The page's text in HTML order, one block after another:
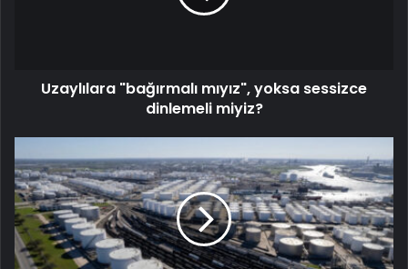
Uzaylılara "bağırmalı mıyız", yoksa sessizce
dinlemeli miyiz?